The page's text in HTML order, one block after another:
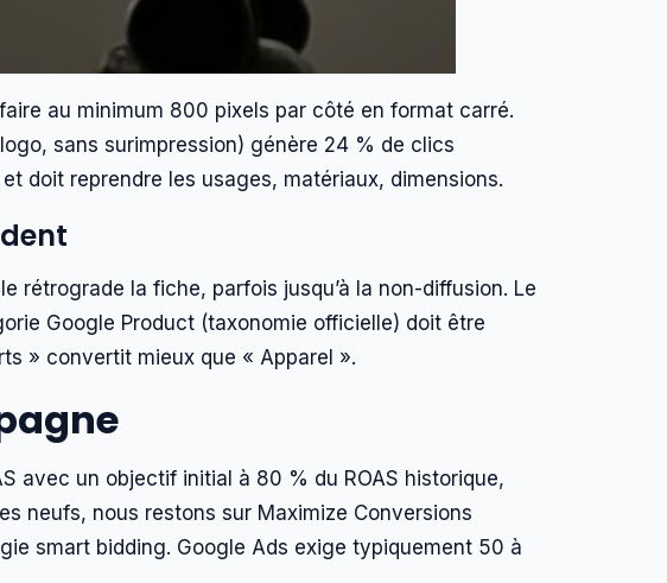
au minimum 800 pixels par côté en format carré.
sans surimpression) génère 24 % de clics
doit reprendre les usages, matériaux, dimensions.
rétrograde la fiche, parfois jusqu’à la non-diffusion. Le
Google Product (taxonomie officielle) doit être
» convertit mieux que « Apparel ».
avec un objectif initial à 80 % du ROAS historique,
neufs, nous restons sur Maximize Conversions
smart bidding. Google Ads exige typiquement 50 à